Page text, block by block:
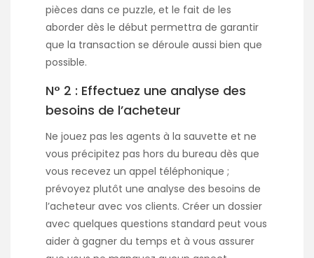
pièces dans ce puzzle, et le fait de les
aborder dès le début permettra de garantir
que la transaction se déroule aussi bien que
possible.
N° 2 : Effectuez une analyse des
besoins de l’acheteur
Ne jouez pas les agents à la sauvette et ne
vous précipitez pas hors du bureau dès que
vous recevez un appel téléphonique ;
prévoyez plutôt une analyse des besoins de
l’acheteur avec vos clients. Créer un dossier
avec quelques questions standard peut vous
aider à gagner du temps et à vous assurer